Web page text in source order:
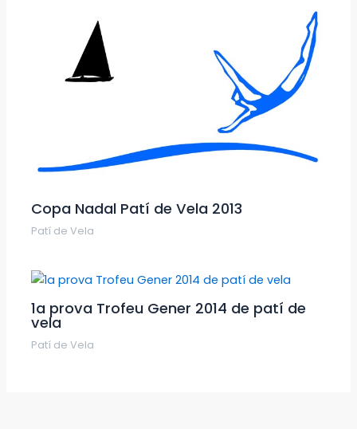
Copa Nadal Patí de Vela 2013
Patí de Vela
1a prova Trofeu Gener 2014 de patí de
vela
Patí de Vela